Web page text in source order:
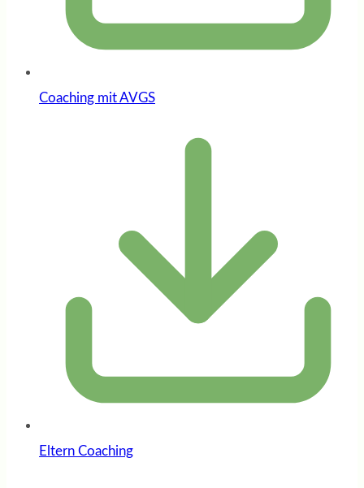
Coaching mit AVGS
Eltern Coaching